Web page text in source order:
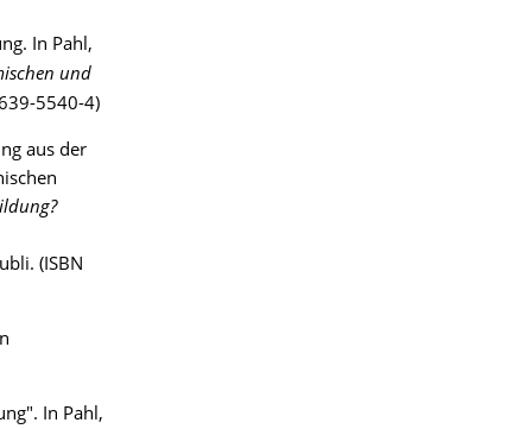
In Pahl,
und
5540-4)
aus der
(ISBN
In Pahl,